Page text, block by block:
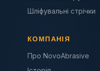
Шліфувальні стрічки
КОМПАНІЯ
Про NovoAbrasive